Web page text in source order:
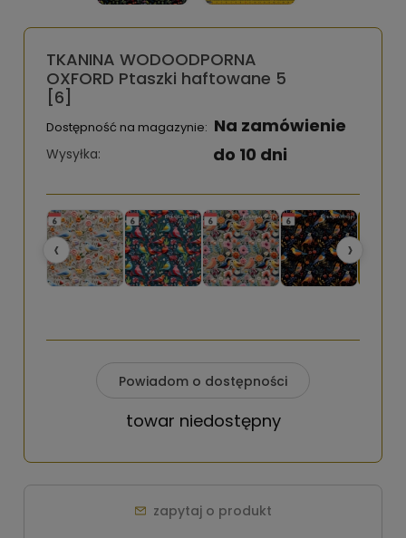
TKANINA WODOODPORNA
OXFORD Ptaszki haftowane 5
[6]
Dostępność na magazynie: Na zamówienie
Wysyłka: do 10 dni
‹ ›
Powiadom o dostępności
towar niedostępny
zapytaj o produkt